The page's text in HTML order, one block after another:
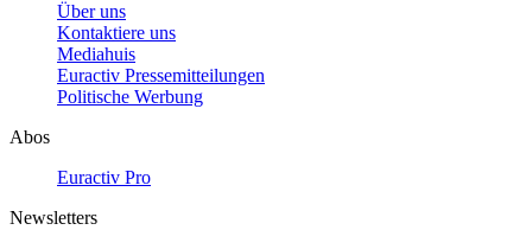
Über uns
Kontaktiere uns
Mediahuis
Euractiv Pressemitteilungen
Politische Werbung
Abos
Euractiv Pro
Newsletters